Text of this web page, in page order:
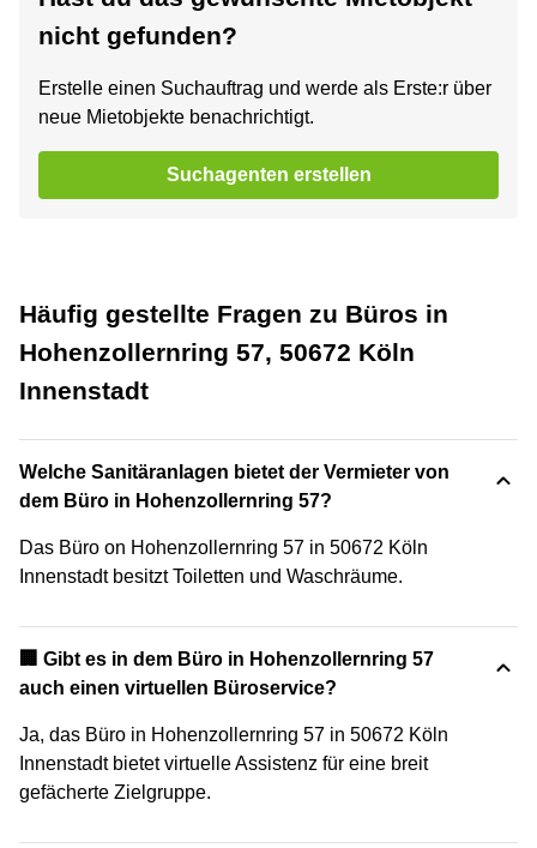
nicht gefunden?
Erstelle einen Suchauftrag und werde als Erste:r über
neue Mietobjekte benachrichtigt.
Suchagenten erstellen
Häufig gestellte Fragen zu Büros in
Hohenzollernring 57, 50672 Köln
Innenstadt
Welche Sanitäranlagen bietet der Vermieter von
dem Büro in Hohenzollernring 57?
Das Büro on Hohenzollernring 57 in 50672 Köln
Innenstadt besitzt Toiletten und Waschräume.
🏢 Gibt es in dem Büro in Hohenzollernring 57
auch einen virtuellen Büroservice?
Ja, das Büro in Hohenzollernring 57 in 50672 Köln
Innenstadt bietet virtuelle Assistenz für eine breit
gefächerte Zielgruppe.